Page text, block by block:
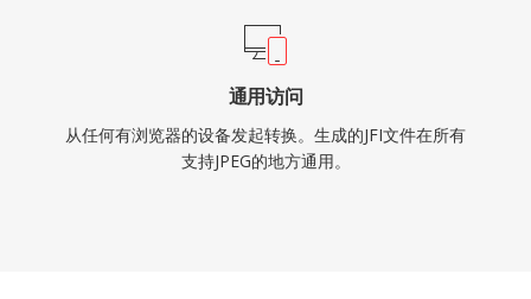
通用访问
从任何有浏览器的设备发起转换。生成的JFI文件在所有
支持JPEG的地方通用。